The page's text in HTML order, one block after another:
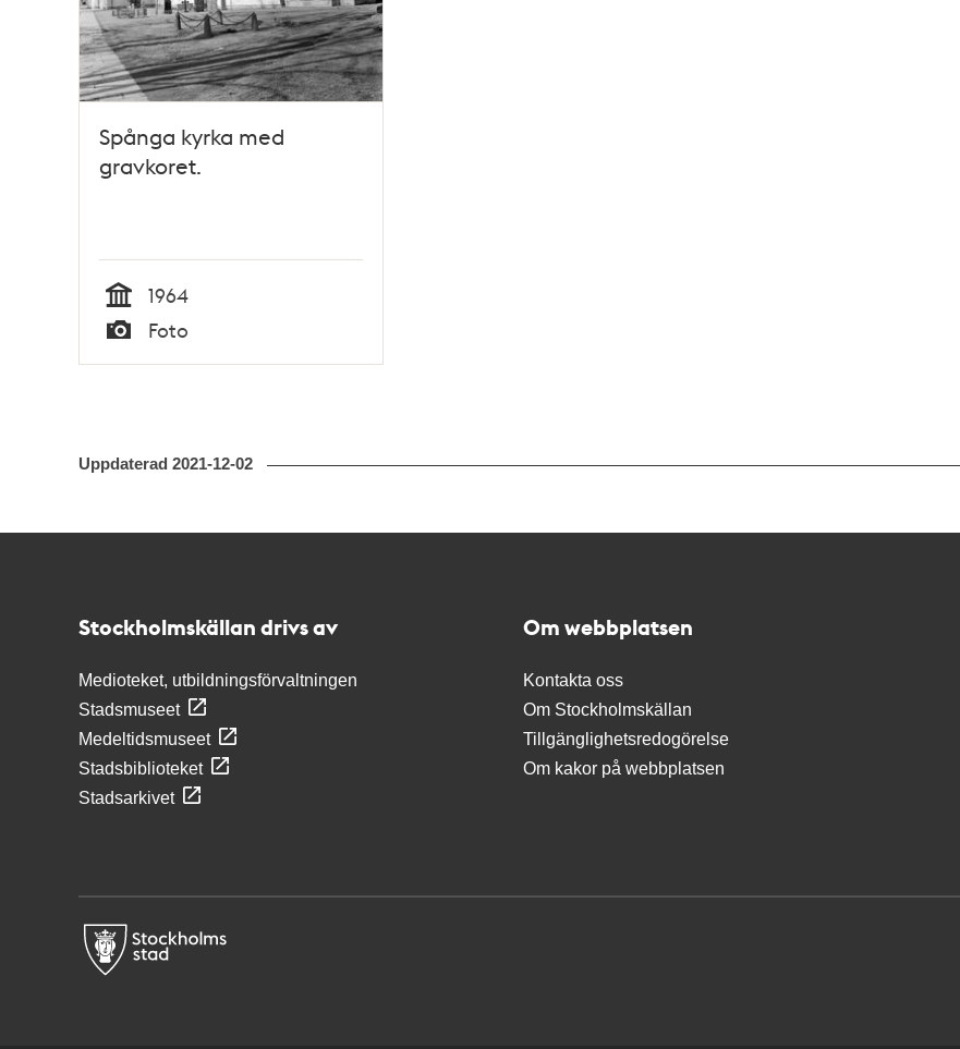
Spånga kyrka med
gravkoret.
Tid
1964
Typ
Foto
Uppdaterad 2021-12-02
Stockholmskällan drivs av
Medioteket, utbildningsförvaltningen
Stadsmuseet
Medeltidsmuseet
Stadsbiblioteket
Stadsarkivet
Om webbplatsen
Kontakta oss
Om Stockholmskällan
Tillgänglighetsredogörelse
Om kakor på webbplatsen